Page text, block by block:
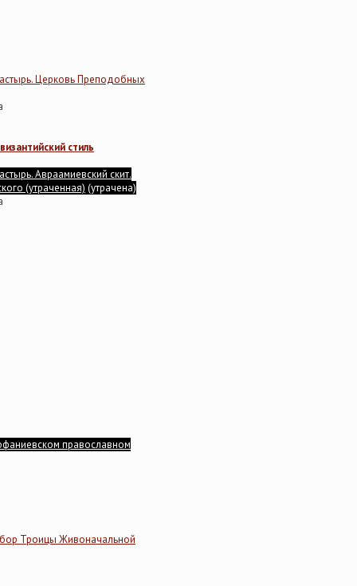
Церковь Преподобных
стиль
Авраамиевский скит.
(утраченная) (утрачена)
православном
Троицы Живоначальной